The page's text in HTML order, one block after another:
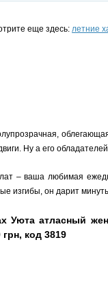
еще здесь: летние
Ну а его
– ваша любимая
изгибы, он дарит
Уюта атласный
код 3819